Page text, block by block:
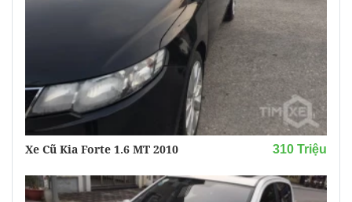
Xe Cũ Kia Forte 1.6 MT 2010 310 Triệu